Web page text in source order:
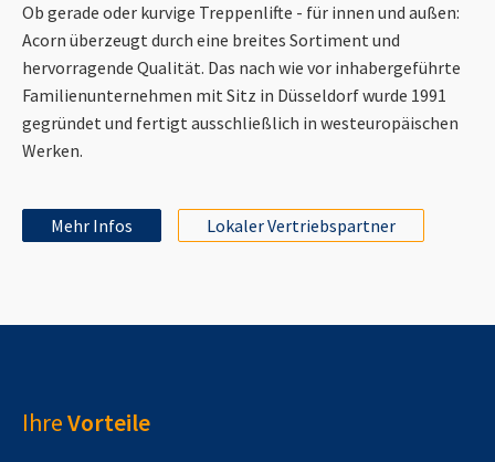
Ob gerade oder kurvige Treppenlifte - für innen und außen:
Acorn überzeugt durch eine breites Sortiment und
hervorragende Qualität. Das nach wie vor inhabergeführte
Familienunternehmen mit Sitz in Düsseldorf wurde 1991
gegründet und fertigt ausschließlich in westeuropäischen
Werken.
Mehr Infos Lokaler Vertriebspartner
IhreVorteile